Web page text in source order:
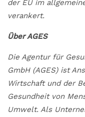
der EU im
verankert.
Über AGES
Die Agentur für
GmbH (AGES) ist
Wirtschaft und der
Gesundheit von
Umwelt. Als